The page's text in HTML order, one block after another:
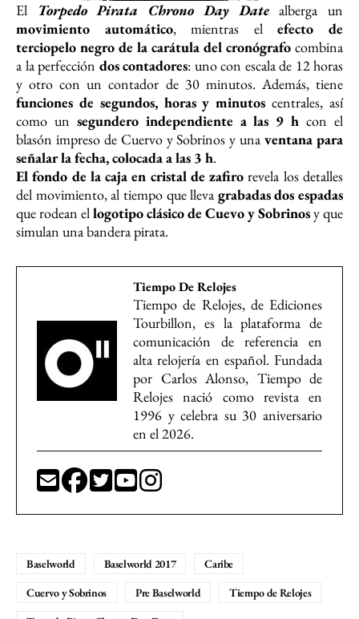
El Torpedo Pirata Chrono Day Datealberga un
movimiento automático, mientras elefecto de
terciopelo negro de la carátula del cronógrafo combina
a la perfección dos contadores: uno con escala de 12 horas
y otro con un contador de 30 minutos. Además, tiene
funciones de segundos, horas y minutos centrales, así
como un segundero independiente a las 9 h con el
blasón impreso de Cuervo y Sobrinos y unaventana para
señalar la fecha, colocada a las 3 h.
El fondo de la caja en cristal de zafiro revela los detalles
del movimiento, al tiempo que lleva grabadas dos espadas
que rodean ellogotipo clásico de Cuevo y Sobrinosy que
simulan una bandera pirata.
Tiempo De Relojes
Tiempo de Relojes, de Ediciones
Tourbillon, es la plataforma de
comunicación de referencia en
alta relojería en español. Fundada
por Carlos Alonso, Tiempo de
Relojes nació como revista en
1996 y celebra su 30 aniversario
en el 2026.
Baselworld Baselworld 2017
Caribe
Cuervo y Sobrinos
Pre Baselworld
Tiempo de Relojes